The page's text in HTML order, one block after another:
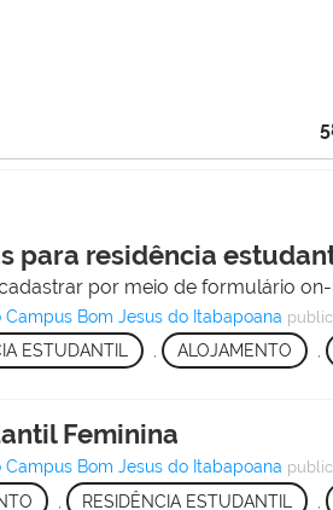
para residência
por meio de formulário on-
Bom Jesus do Itabapoana
ESTUDANTIL ALOJAMENTO
Feminina
Bom Jesus do Itabapoana
RESIDÊNCIA ESTUDANTIL